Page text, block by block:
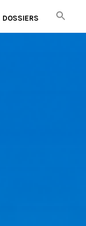
DOSSIERS